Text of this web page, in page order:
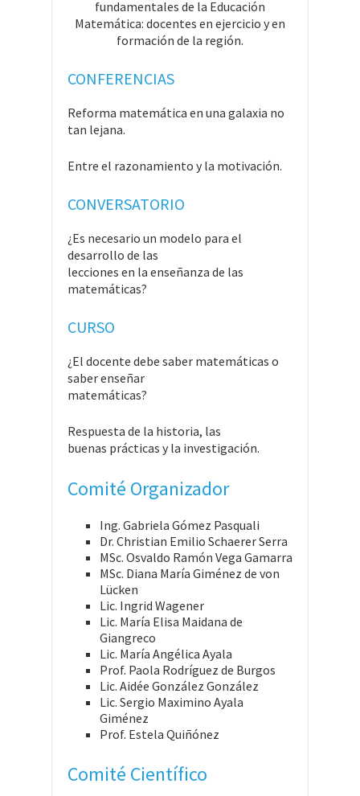
fundamentales de la Educación
Matemática: docentes en ejercicio y en
formación de la región.
CONFERENCIAS
Reforma matemática en una galaxia no
tan lejana.
Entre el razonamiento y la motivación.
CONVERSATORIO
¿Es necesario un modelo para el
desarrollo de las
lecciones en la enseñanza de las
matemáticas?
CURSO
¿El docente debe saber matemáticas o
saber enseñar
matemáticas?
Respuesta de la historia, las
buenas prácticas y la investigación.
Comité Organizador
Ing. Gabriela Gómez Pasquali
Dr. Christian Emilio Schaerer Serra
MSc. Osvaldo Ramón Vega Gamarra
MSc. Diana María Giménez de von
Lücken
Lic. Ingrid Wagener
Lic. María Elisa Maidana de
Giangreco
Lic. María Angélica Ayala
Prof. Paola Rodríguez de Burgos
Lic. Aidée González González
Lic. Sergio Maximino Ayala
Giménez
Prof. Estela Quiñónez
Comité Científico